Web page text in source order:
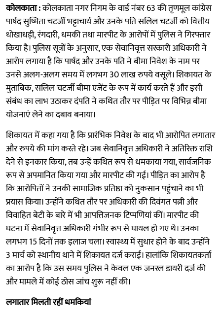
कोलकाता :कोलकाता नगर निगम के वार्ड नंबर 63 की तृणमूल कांग्रेस
पार्षद सुष्मिता चटर्जी भट्टाचार्य और उनके पति सलिल चटर्जी को वित्तीय
धोखाधड़ी, रंगदारी, धमकी तथा मारपीट के आरोपों में पुलिस ने गिरफ्तार
किया है। पुलिस सूत्रों के अनुसार, एक सेवानिवृत्त सरकारी अधिकारी ने
आरोप लगाया है कि पार्षद और उनके पति ने बीमा निवेश के नाम पर
उनसे अलग-अलग समय में लगभग 30 लाख रुपये वसूले। शिकायत के
मुताबिक, सलिल चटर्जी बीमा एजेंट के रूप में कार्य करते हैं और इसी
संबंध का लाभ उठाकर दंपति ने कथित तौर पर पीड़ित पर विभिन्न बीमा
योजनाएं लेने का दबाव बनाया।
शिकायत में कहा गया है कि प्रारंभिक निवेश के बाद भी आरोपित लगातार
और रुपये की मांग करते रहे। जब सेवानिवृत्त अधिकारी ने अतिरिक्त राशि
देने से इनकार किया, तब उन्हें कथित रूप से धमकाया गया, सार्वजनिक
रूप से अपमानित किया गया और मारपीट की गई। पीड़ित का आरोप है
कि आरोपितों ने उनकी सामाजिक प्रतिष्ठा को नुकसान पहुंचाने का भी
प्रयास किया। उन्होंने कथित तौर पर अधिकारी की दिवंगत पत्नी और
विवाहित बेटी के बारे में भी आपत्तिजनक टिप्पणियां कीं। मारपीट की
घटना में सेवानिवृत्त अधिकारी गंभीर रूप से घायल हो गए थे। उनका
लगभग 15 दिनों तक इलाज चला। स्वास्थ्य में सुधार होने के बाद उन्होंने
3 मार्च को स्थानीय थाने में शिकायत दर्ज कराई। हालांकि शिकायतकर्ता
का आरोप है कि उस समय पुलिस ने केवल एक जनरल डायरी दर्ज की
और मामले में कोई ठोस जांच शुरू नहीं की।
लगातार मिलती रहीं धमकियां